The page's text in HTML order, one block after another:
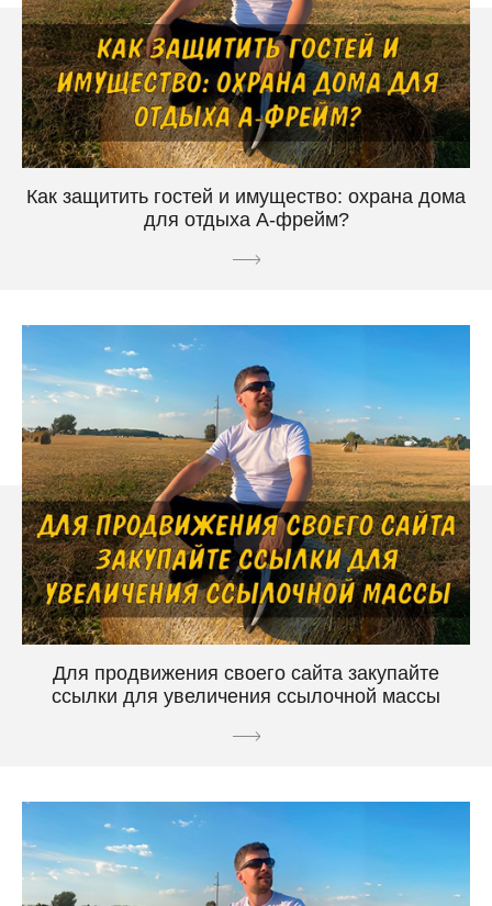
Как защитить гостей и имущество: охрана дома
для отдыха А-фрейм?
Для продвижения своего сайта закупайте
ссылки для увеличения ссылочной массы